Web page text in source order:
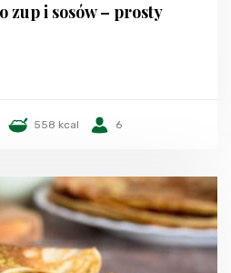
zup i sosów – prosty
558 kcal 6